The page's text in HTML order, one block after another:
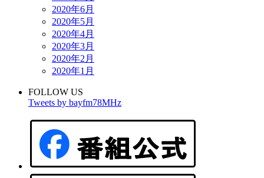
2020年6月
2020年5月
2020年4月
2020年3月
2020年2月
2020年1月
FOLLOW US
Tweets by bayfm78MHz